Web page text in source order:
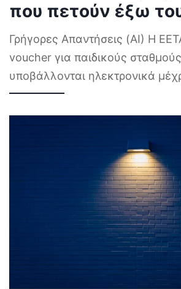
που πετούν έξω
Γρήγορες Απαντήσεις (AI) Η
voucher για παιδικούς
υποβάλλονται ηλεκτρονικά